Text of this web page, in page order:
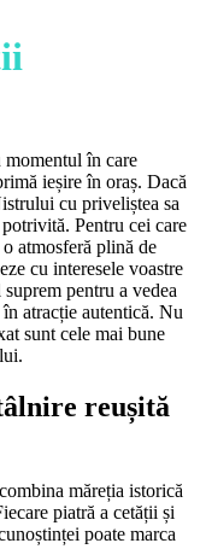
momentul în care
ieșire în oraș. Dacă
cu priveliștea sa
Pentru cei care
atmosferă plină de
cu interesele voastre
pentru a vedea
atracție autentică. Nu
sunt cele mai bune
reușită
măreția istorică
piatră a cetății și
poate marca